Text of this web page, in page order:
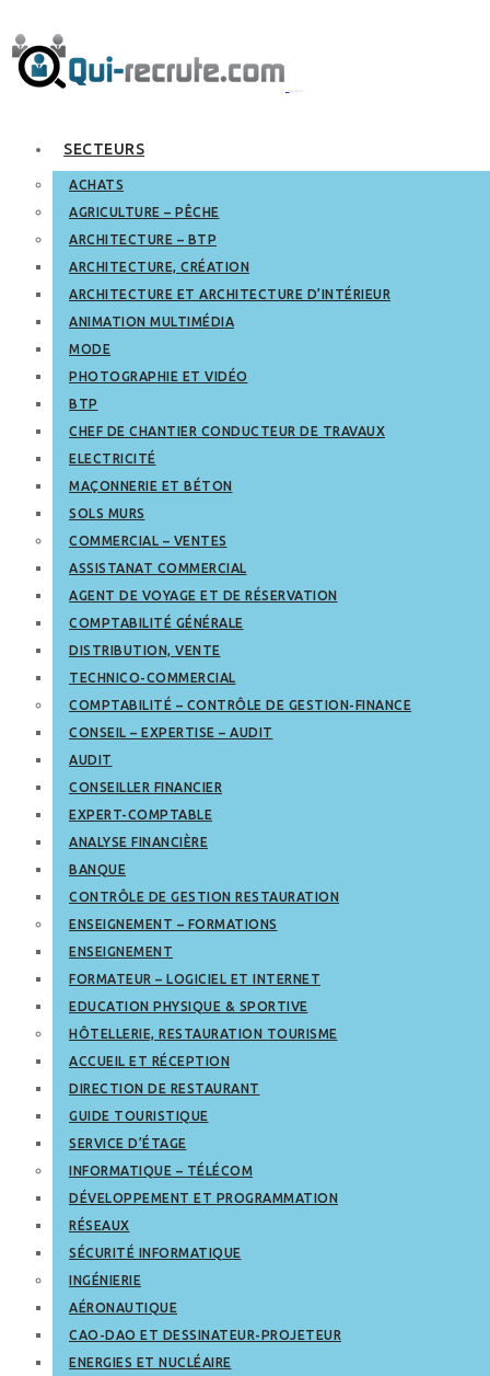
SECTEURS
ACHATS
AGRICULTURE – PÊCHE
ARCHITECTURE – BTP
ARCHITECTURE, CRÉATION
ARCHITECTURE ET ARCHITECTURE D’INTÉRIEUR
ANIMATION MULTIMÉDIA
MODE
PHOTOGRAPHIE ET VIDÉO
BTP
CHEF DE CHANTIER CONDUCTEUR DE TRAVAUX
ELECTRICITÉ
MAÇONNERIE ET BÉTON
SOLS MURS
COMMERCIAL – VENTES
ASSISTANAT COMMERCIAL
AGENT DE VOYAGE ET DE RÉSERVATION
COMPTABILITÉ GÉNÉRALE
DISTRIBUTION, VENTE
TECHNICO-COMMERCIAL
COMPTABILITÉ – CONTRÔLE DE GESTION-FINANCE
CONSEIL – EXPERTISE – AUDIT
AUDIT
CONSEILLER FINANCIER
EXPERT-COMPTABLE
ANALYSE FINANCIÈRE
BANQUE
CONTRÔLE DE GESTION RESTAURATION
ENSEIGNEMENT – FORMATIONS
ENSEIGNEMENT
FORMATEUR – LOGICIEL ET INTERNET
EDUCATION PHYSIQUE & SPORTIVE
HÔTELLERIE, RESTAURATION TOURISME
ACCUEIL ET RÉCEPTION
DIRECTION DE RESTAURANT
GUIDE TOURISTIQUE
SERVICE D’ÉTAGE
INFORMATIQUE – TÉLÉCOM
DÉVELOPPEMENT ET PROGRAMMATION
RÉSEAUX
SÉCURITÉ INFORMATIQUE
INGÉNIERIE
AÉRONAUTIQUE
CAO-DAO ET DESSINATEUR-PROJETEUR
ENERGIES ET NUCLÉAIRE